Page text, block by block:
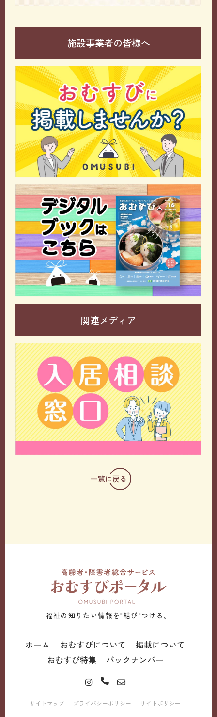
施設事業者の皆様へ
関連メディア
一覧に戻る
福祉の知りたい情報を"結び"つける。
ホーム おむすびについて
掲載について
おむすび特集
バックナンバー
サイトマップ プライバシーポリシー サイトポリシー